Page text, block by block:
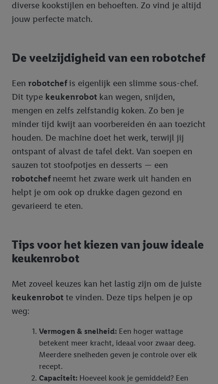
diverse kookstijlen en behoeften. Zo vind je altijd
jouw perfecte match.
De veelzijdigheid van een robotchef
Een robotchefis eigenlijk een slimme sous-chef.
Dit type keukenrobot kan wegen, snijden,
mengen en zelfs zelfstandig koken. Zo ben je
minder tijd kwijt aan voorbereiden én aan toezicht
houden. De machine doet het werk, terwijl jij
ontspant of alvast de tafel dekt. Van soepen en
sauzen tot stoofpotjes en desserts — een
robotchefneemt het zware werk uit handen en
helpt je om ook op drukke dagen gezond en
gevarieerd te eten.
Tips voor het kiezen van jouw ideale
keukenrobot
Met zoveel keuzes kan het lastig zijn om de juiste
keukenrobot te vinden. Deze tips helpen je op
weg:
Vermogen & snelheid: Een hoger wattage
betekent meer kracht, ideaal voor zwaar deeg.
Meerdere snelheden geven je controle over elk
recept.
Capaciteit: Hoeveel kook je gemiddeld? Een